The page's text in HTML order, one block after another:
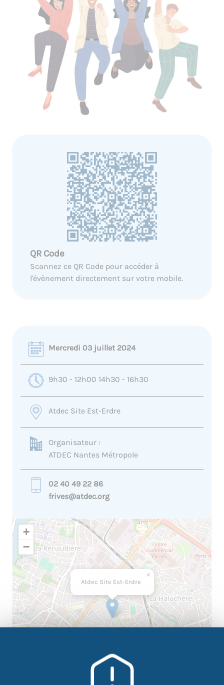
QR Code
Scannez ce QR Code pour accéder à
l'évènement directement sur votre mobile.
Mercredi 03 juillet 2024
9h30 - 12h00 14h30 - 16h30
Atdec Site Est-Erdre
Organisateur :
ATDEC Nantes Métropole
02 40 49 22 86
frives@atdec.org
Atdec Site Est-Erdre
×
+
−